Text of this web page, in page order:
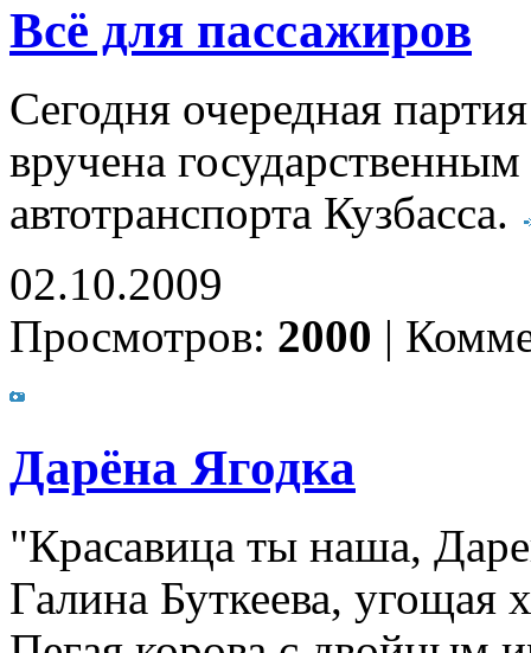
Всё для пассажиров
Сегодня очередная
вручена
автотранспорта Кузбасса.
02.10.2009
Просмотров: 2000 |
Дарёна Ягодка
"Красавица ты наша,
Галина Буткеева,